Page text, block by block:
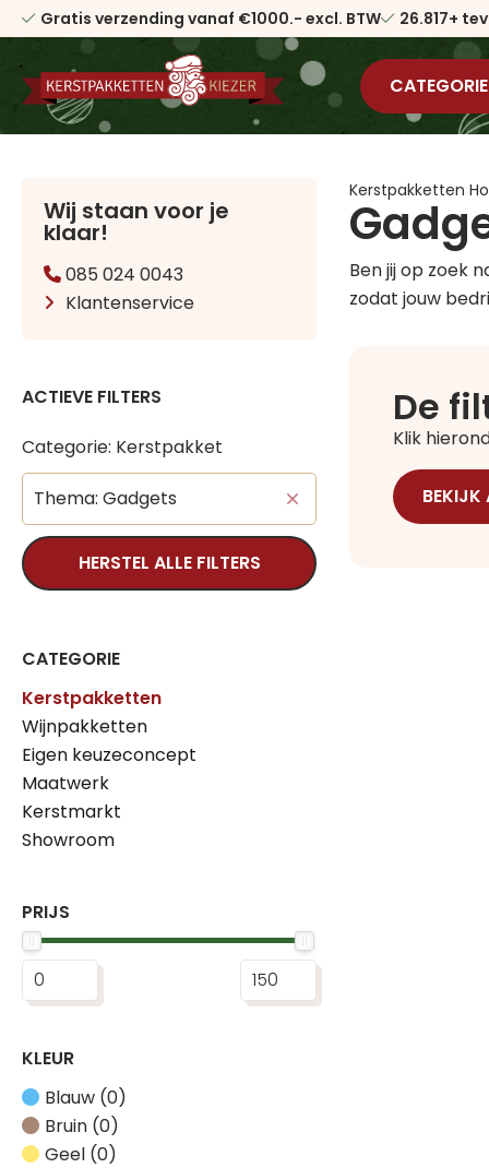
Gratis verzending vanaf €1000.- excl. BTW 26.817+
Wij staan voor je
klaar!
085 024 0043
Klantenservice
ACTIEVE FILTERS
Categorie: Kerstpakket
Thema: Gadgets
HERSTEL ALLE FILTERS
CATEGORIE
Kerstpakketten
Wijnpakketten
Eigen keuzeconcept
Maatwerk
Kerstmarkt
Showroom
PRIJS
KLEUR
Blauw (0)
Bruin (0)
Geel (0)
Kerstpakketten
Ben jij op zoek
zodat jouw
De
Klik
BEKIJK